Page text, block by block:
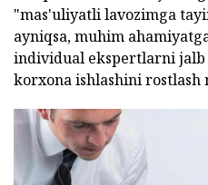
"mas'uliyatli lavozimga
ayniqsa, muhim
individual ekspertlarni
korxona ishlashini rostlash